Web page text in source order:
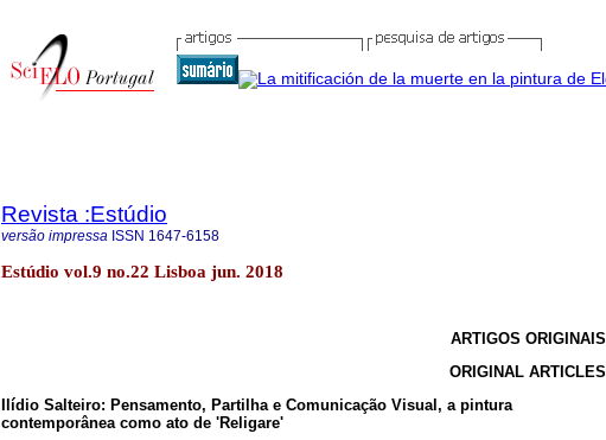
Revista :Estúdio
versão impressa ISSN 1647-6158
Estúdio vol.9 no.22 Lisboa jun. 2018
ARTIGOS ORIGINAIS
ORIGINAL ARTICLES
Ilídio Salteiro: Pensamento, Partilha e Comunicação Visual, a pintura
contemporânea como ato de 'Religare'